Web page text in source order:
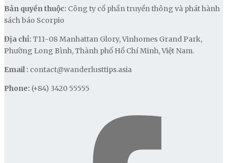
Bản quyền thuộc: Công ty cổ phần truyền thông và phát hành
sách báo Scorpio
Địa chỉ: T11-08 Manhattan Glory, Vinhomes Grand Park,
Phường Long Bình, Thành phố Hồ Chí Minh, Việt Nam.
Email : contact@wanderlusttips.asia
Phone: (+84) 3420 55555